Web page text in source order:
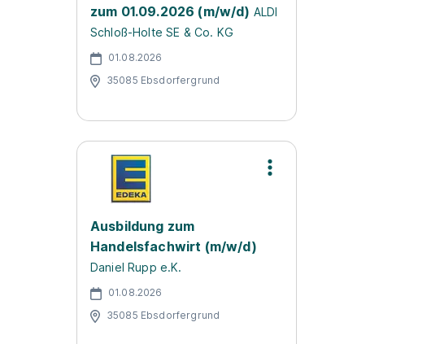
zum 01.09.2026 (m/w/d) ALDI
Schloß-Holte SE & Co. KG
01.08.2026
35085 Ebsdorfergrund
Ausbildung zum
Handelsfachwirt (m/w/d)
Daniel Rupp e.K.
01.08.2026
35085 Ebsdorfergrund